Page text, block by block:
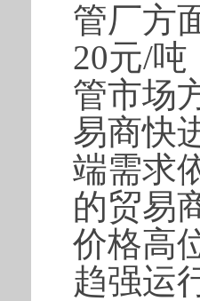
管厂方
20元/吨
管市场
易商快
端需求
的贸易
价格高
趋强运